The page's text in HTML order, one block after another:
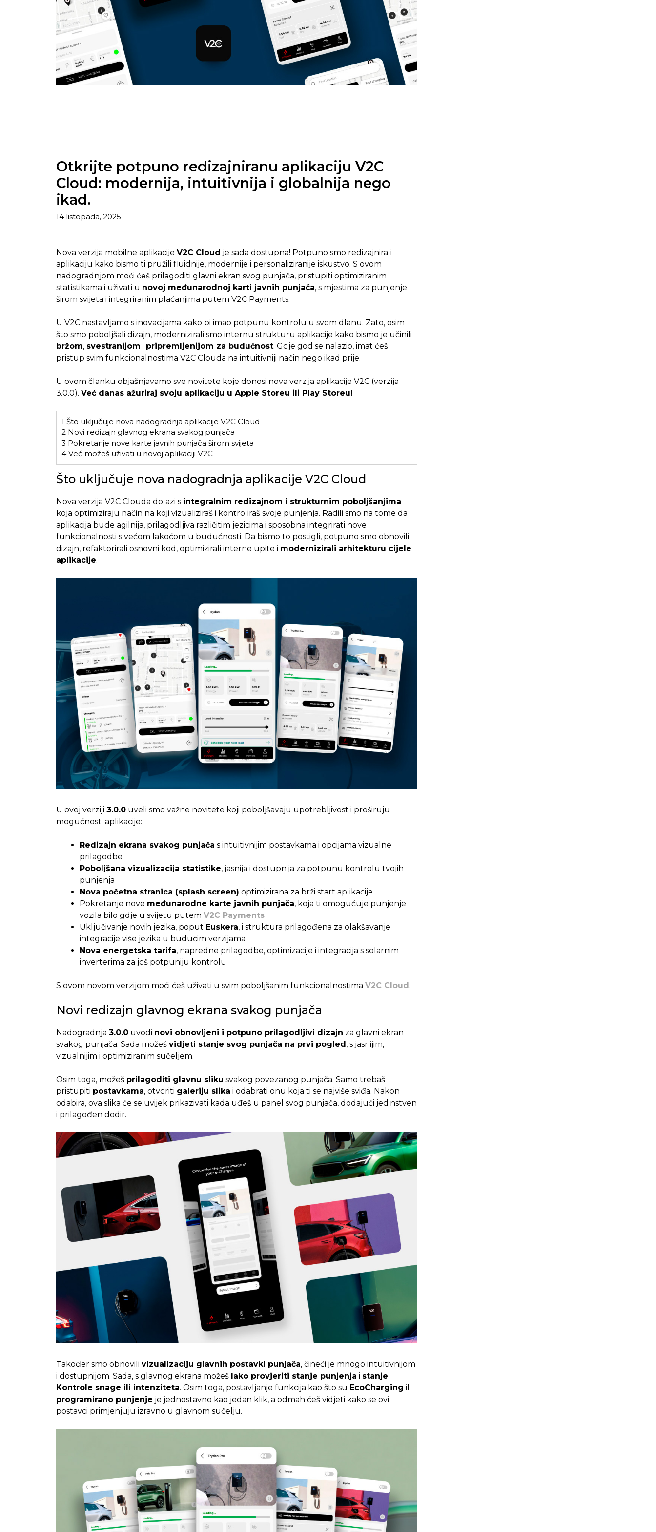
Otkrijte potpuno redizajniranu aplikaciju V2C
Cloud: modernija, intuitivnija i globalnija nego
ikad.
14 listopada, 2025
Nova verzija mobilne aplikacije V2C Cloud je sada dostupna! Potpuno smo redizajnirali
aplikaciju kako bismo ti pružili fluidnije, modernije i personaliziranije iskustvo. S ovom
nadogradnjom moći ćeš prilagoditi glavni ekran svog punjača, pristupiti optimiziranim
statistikama i uživati u novoj međunarodnoj karti javnih punjača, s mjestima za punjenje
širom svijeta i integriranim plaćanjima putem V2C Payments.
U V2C nastavljamo s inovacijama kako bi imao potpunu kontrolu u svom dlanu. Zato, osim
što smo poboljšali dizajn, modernizirali smo internu strukturu aplikacije kako bismo je učinili
bržom, svestranijom i pripremljenijom za budućnost. Gdje god se nalazio, imat ćeš
pristup svim funkcionalnostima V2C Clouda na intuitivniji način nego ikad prije.
U ovom članku objašnjavamo sve novitete koje donosi nova verzija aplikacije V2C (verzija
3.0.0). Već danas ažuriraj svoju aplikaciju u Apple Storeu ili Play Storeu!
1 Što uključuje nova nadogradnja aplikacije V2C Cloud
2Novi redizajn glavnog ekrana svakog punjača
3 Pokretanje nove karte javnih punjača širom svijeta
4Već možeš uživati u novoj aplikaciji V2C
Što uključuje nova nadogradnja aplikacije V2C Cloud
Nova verzija V2C Clouda dolazi s integralnim redizajnom i strukturnim poboljšanjima
koja optimiziraju način na koji vizualiziraš i kontroliraš svoje punjenja. Radili smo na tome da
aplikacija bude agilnija, prilagodljiva različitim jezicima i sposobna integrirati nove
funkcionalnosti s većom lakoćom u budućnosti. Da bismo to postigli, potpuno smo obnovili
dizajn, refaktorirali osnovni kod, optimizirali interne upite i modernizirali arhitekturu cijele
aplikacije.
U ovoj verziji 3.0.0uveli smo važne novitete koji poboljšavaju upotrebljivost i proširuju
mogućnosti aplikacije:
Redizajn ekrana svakog punjača s intuitivnijim postavkama i opcijama vizualne
prilagodbe
Poboljšana vizualizacija statistike, jasnija i dostupnija za potpunu kontrolu tvojih
punjenja
Nova početna stranica (splash screen) optimizirana za brži start aplikacije
Pokretanje nove međunarodne karte javnih punjača, koja ti omogućuje punjenje
vozila bilo gdje u svijetu putem V2C Payments
Uključivanje novih jezika, poput Euskera, i struktura prilagođena za olakšavanje
integracije više jezika u budućim verzijama
Nova energetska tarifa, napredne prilagodbe, optimizacije i integracija s solarnim
inverterima za još potpuniju kontrolu
S ovom novom verzijom moći ćeš uživati u svim poboljšanim funkcionalnostima V2C Cloud.
Novi redizajn glavnog ekrana svakog punjača
Nadogradnja 3.0.0uvodi novi obnovljeni i potpuno prilagodljivi dizajn za glavni ekran
svakog punjača. Sada možeš vidjeti stanje svog punjača na prvi pogled, s jasnijim,
vizualnijim i optimiziranim sučeljem.
Osim toga, možeš prilagoditi glavnu sliku svakog povezanog punjača. Samo trebaš
pristupiti postavkama, otvoriti galeriju slika i odabrati onu koja ti se najviše sviđa. Nakon
odabira, ova slika će se uvijek prikazivati kada uđeš u panel svog punjača, dodajući jedinstven
i prilagođen dodir.
Također smo obnovili vizualizaciju glavnih postavki punjača, čineći je mnogo intuitivnijom
i dostupnijom. Sada, s glavnog ekrana možeš lako provjeriti stanje punjenja i stanje
Kontrole snage ili intenziteta. Osim toga, postavljanje funkcija kao što su EcoCharging ili
programirano punjenje je jednostavno kao jedan klik, a odmah ćeš vidjeti kako se ovi
postavci primjenjuju izravno u glavnom sučelju.